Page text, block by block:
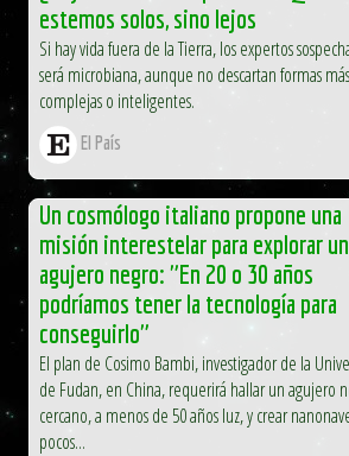
estemos solos, sino lejos
Si hay vida fuera de la Tierra, los expertos
será microbiana, aunque no descartan formas más
complejas o inteligentes.
El País
Un cosmólogo italiano propone una
misión interestelar para explorar un
agujero negro: "En 20 o 30 años
podríamos tener la tecnología para
conseguirlo"
El plan de Cosimo Bambi, investigador de la
de Fudan, en China, requerirá hallar un agujero
cercano, a menos de 50 años luz, y crear
pocos...